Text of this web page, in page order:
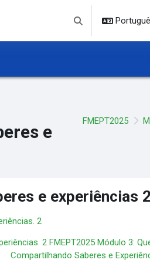
Alternar entrada de
e
FMEPT2025
e experiências
2
2 FMEPT2025 Módulo 3:
Compartilhando Saberes e